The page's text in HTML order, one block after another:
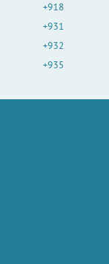
+918
+931
+932
+935